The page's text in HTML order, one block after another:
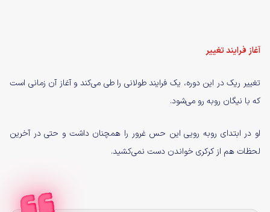
آغاز فرایند تغییر
تغییر ریک در این دوره، یک فرایند طولانی را طی می‌کند و آغاز آن زمانی است
که با نیگان روبه رو می‌شود.
او در ابتدای روبه رویی این حس غرور را همچنان داشت و حتی در آخرین
لحظات هم از کرکری خواندن دست نمی‌کشید.